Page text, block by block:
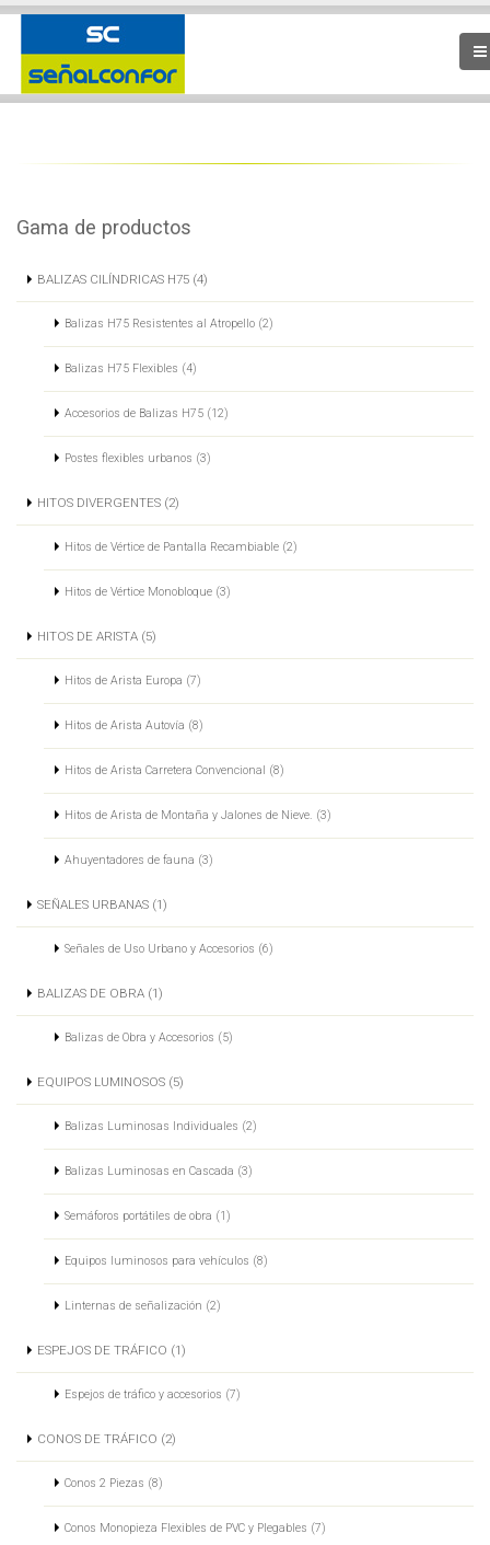
Gama de productos
BALIZAS CILÍNDRICAS H75 (4)
Balizas H75 Resistentes al Atropello (2)
Balizas H75 Flexibles (4)
Accesorios de Balizas H75 (12)
Postes flexibles urbanos (3)
HITOS DIVERGENTES (2)
Hitos de Vértice de Pantalla Recambiable (2)
Hitos de Vértice Monobloque (3)
HITOS DE ARISTA (5)
Hitos de Arista Europa (7)
Hitos de Arista Autovía (8)
Hitos de Arista Carretera Convencional (8)
Hitos de Arista de Montaña y Jalones de Nieve. (3)
Ahuyentadores de fauna (3)
SEÑALES URBANAS (1)
Señales de Uso Urbano y Accesorios (6)
BALIZAS DE OBRA (1)
Balizas de Obra y Accesorios (5)
EQUIPOS LUMINOSOS (5)
Balizas Luminosas Individuales (2)
Balizas Luminosas en Cascada (3)
Semáforos portátiles de obra (1)
Equipos luminosos para vehículos (8)
Linternas de señalización (2)
ESPEJOS DE TRÁFICO (1)
Espejos de tráfico y accesorios (7)
CONOS DE TRÁFICO (2)
Conos 2 Piezas (8)
Conos Monopieza Flexibles de PVC y Plegables (7)